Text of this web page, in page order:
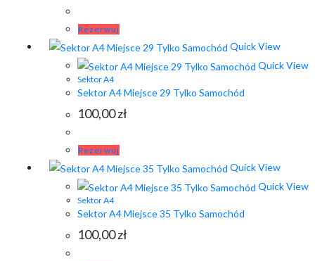
Rezerwuj
Quick View
Quick View
Sektor A4
Sektor A4 Miejsce 29 Tylko Samochód
100,00zł
Rezerwuj
Quick View
Quick View
Sektor A4
Sektor A4 Miejsce 35 Tylko Samochód
100,00zł